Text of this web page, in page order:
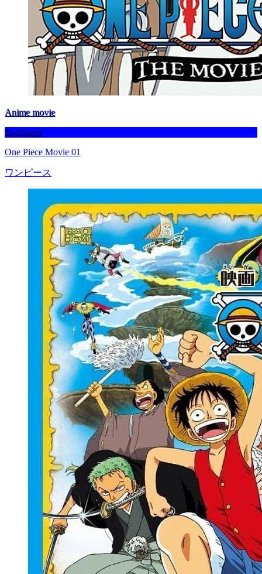
Anime movie
Befejezett
One Piece Movie 01
ワンピース